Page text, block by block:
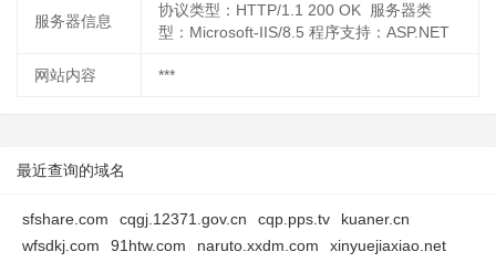
服务器信息
协议类型：HTTP/1.1 200 OK 服务器类
型：Microsoft-IIS/8.5 程序支持：ASP.NET
网站内容 ***
最近查询的域名
sfshare.com cqgj.12371.gov.cn cqp.pps.tv
kuaner.cn
wfsdkj.com
91htw.com naruto.xxdm.com
xinyuejiaxiao.net